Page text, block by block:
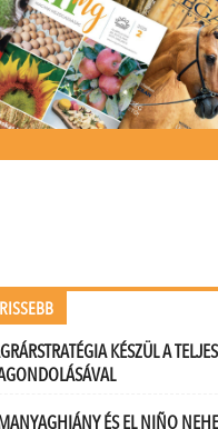
KÉSZÜL A
ÉS EL NIÑO